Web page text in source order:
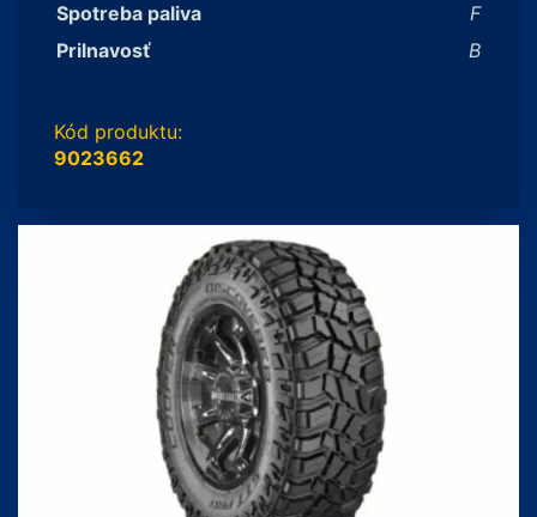
Spotreba paliva
F
Prilnavosť
B
Kód produktu:
9023662